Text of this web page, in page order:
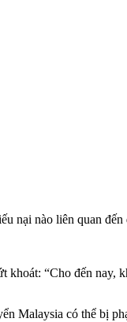
nại nào liên quan
“Cho đến nay,
Malaysia có thể bị